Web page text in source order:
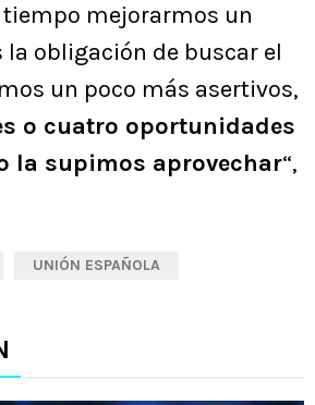
tiempo mejorarmos un
la obligación de buscar el
un poco más asertivos,
o cuatro oportunidades
la supimos aprovechar“,
UNIÓN ESPAÑOLA